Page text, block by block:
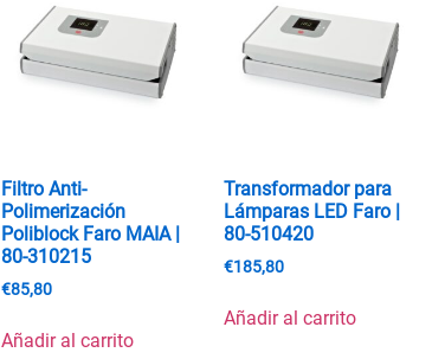
Filtro Anti-
Polimerización
Poliblock Faro MAIA |
80-310215
€85,80
Añadir al carrito
Transformador para
Lámparas LED Faro |
80-510420
€185,80
Añadir al carrito